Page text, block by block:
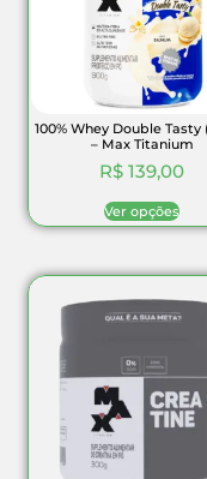
100% Whey Double Tasty
– Max Titanium
R$ 139,00
Ver opções